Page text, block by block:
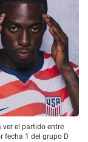
el partido entre
fecha 1 del grupo D